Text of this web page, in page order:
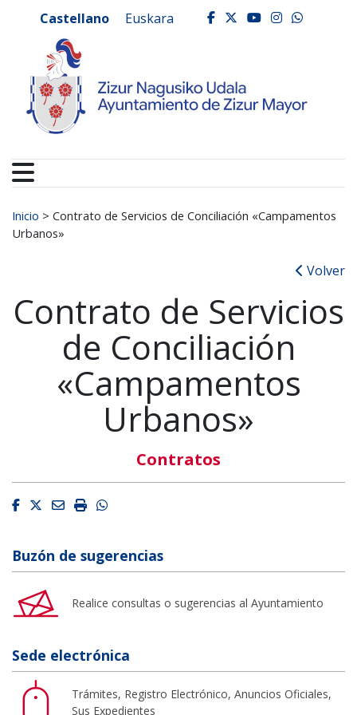
Ayuntamiento de
Castellano Euskara facebook
twitter
youtube
Buscar:
Inicio > Contrato de Servicios de Conciliación «Campamentos
Urbanos»
Volver
Contrato de Servicios
de Conciliación
«Campamentos
Urbanos»
Contratos
Facebook
Twitter
EmailImprimirWhatsapp
Buzón de sugerencias
Realice consultas o sugerencias al Ayuntamiento
Sede electrónica
Trámites, Registro Electrónico, Anuncios Oficiales,
Sus Expedientes